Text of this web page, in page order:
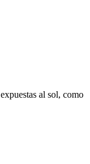
al sol, como